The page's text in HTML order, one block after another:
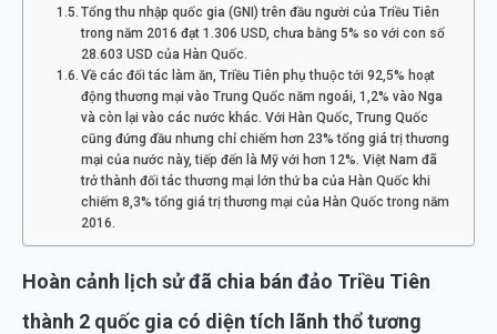
Tổng thu nhập quốc gia (GNI) trên đầu người của Triều Tiên
trong năm 2016 đạt 1.306 USD, chưa bằng 5% so với con số
28.603 USD của Hàn Quốc.
Về các đối tác làm ăn, Triều Tiên phụ thuộc tới 92,5% hoạt
động thương mại vào Trung Quốc năm ngoái, 1,2% vào Nga
và còn lại vào các nước khác. Với Hàn Quốc, Trung Quốc
cũng đứng đầu nhưng chỉ chiếm hơn 23% tổng giá trị thương
mại của nước này, tiếp đến là Mỹ với hơn 12%. Việt Nam đã
trở thành đối tác thương mại lớn thứ ba của Hàn Quốc khi
chiếm 8,3% tổng giá trị thương mại của Hàn Quốc trong năm
2016.
Hoàn cảnh lịch sử đã chia bán đảo Triều Tiên
thành 2 quốc gia có diện tích lãnh thổ tương